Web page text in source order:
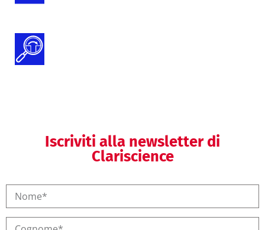
Iscriviti alla newsletter di
Clariscience